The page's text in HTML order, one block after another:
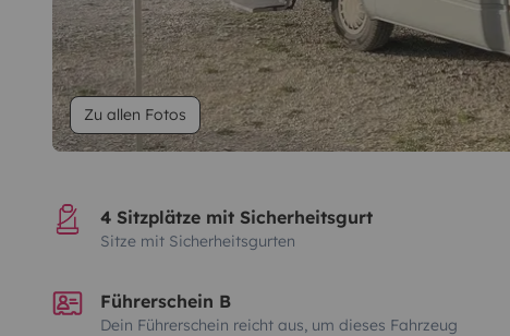
Zu allen Fotos
4 Sitzplätze mit Sicherheitsgurt
Sitze mit Sicherheitsgurten
Führerschein B
Dein Führerschein reicht aus, um dieses Fahrzeug